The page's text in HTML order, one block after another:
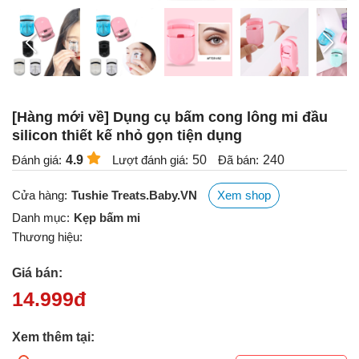
[Hàng mới về] Dụng cụ bấm cong lông mi đầu
silicon thiết kế nhỏ gọn tiện dụng
Đánh giá: 4.9 Lượt đánh giá: 50 Đã bán: 240
Cửa hàng: Tushie Treats.Baby.VN
Xem shop
Danh mục: Kẹp bấm mi
Thương hiệu:
Giá bán:
14.999đ
Xem thêm tại: